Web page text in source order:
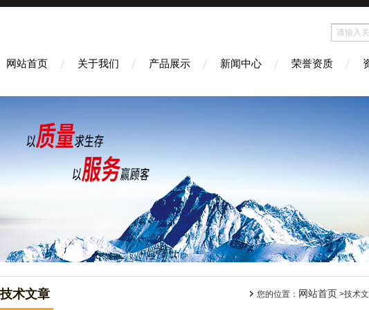
网站首页 关于我们 产品展示 新闻中心 荣誉资质
技术文章 您的位置： 网站首页 >技术